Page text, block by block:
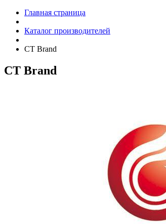
Главная страница
Каталог производителей
CT Brand
CT Brand